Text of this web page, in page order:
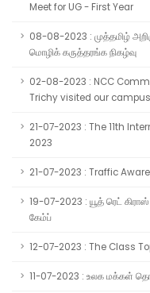
Meet for UG - First Year
08-08-2023 : முத்தமிழ்
மொழிக் கருத்தரங்க நிகழ்வு
02-08-2023 : NCC
Trichy visited our campus
21-07-2023 : The 11th
2023
21-07-2023 : Traffic
19-07-2023 : யூத் ரெட்
கேம்ப்
12-07-2023 : The Class
11-07-2023 : உலக மக்கள்